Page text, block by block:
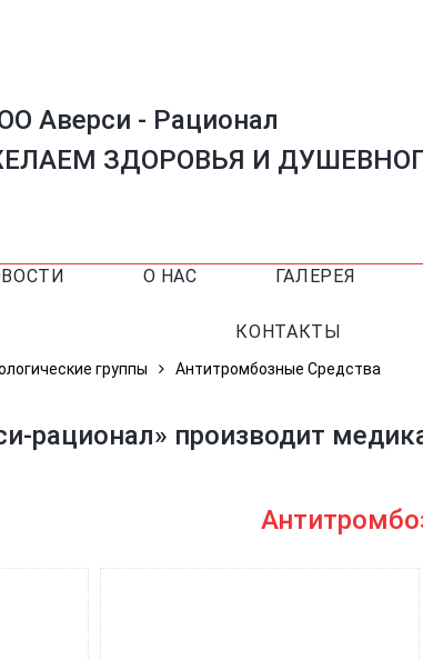
Аверси - Рационал
ЗДОРОВЬЯ И
О НАС ГАЛЕРЕЯ
КОНТАКТЫ
группы Антитромбозные Средства
рационал» производит